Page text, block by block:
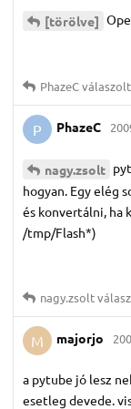
[törölve]
PhazeC
P PhazeC
nagy.​zsolt
hogyan. Egy elég
és konvertálni, ha
/tmp/Flash*)
nagy.​zsolt
M majorjo
a pytube jó lesz
esetleg devede.